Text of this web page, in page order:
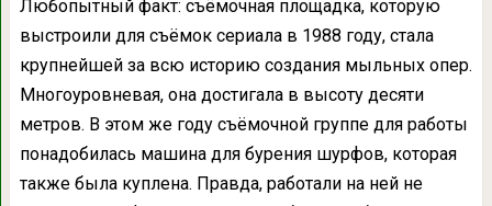
Любопытный факт: съёмочная площадка, которую
выстроили для съёмок сериала в 1988 году, стала
крупнейшей за всю историю создания мыльных опер.
Многоуровневая, она достигала в высоту десяти
метров. В этом же году съёмочной группе для работы
понадобилась машина для бурения шурфов, которая
также была куплена. Правда, работали на ней не